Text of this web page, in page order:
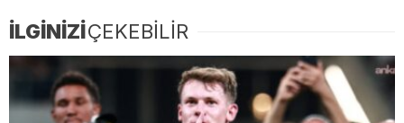
İLGİNİZİÇEKEBİLİR